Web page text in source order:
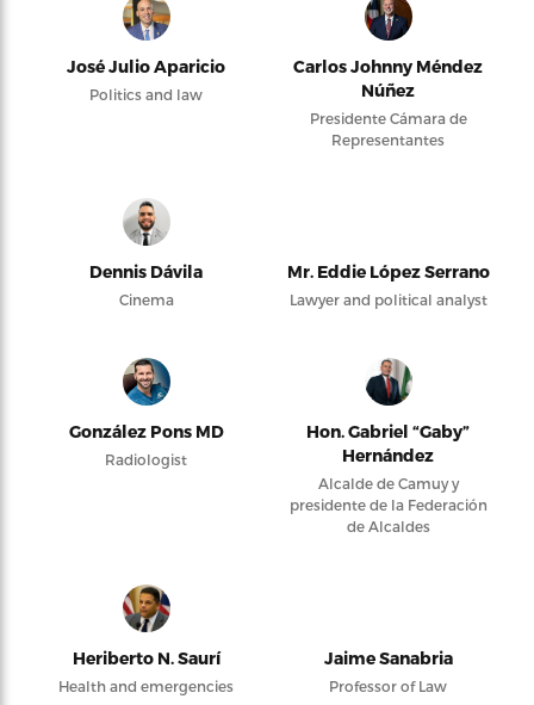
José Julio Aparicio
Politics and law
Carlos Johnny Méndez
Núñez
Presidente Cámara de
Representantes
Dennis Dávila
Cinema
Mr. Eddie López Serrano
Lawyer and political analyst
González Pons MD
Radiologist
Hon. Gabriel “Gaby”
Hernández
Alcalde de Camuy y
presidente de la Federación
de Alcaldes
Heriberto N. Saurí
Health and emergencies
Jaime Sanabria
Professor of Law